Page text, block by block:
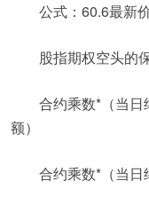
公式：60.6最新
股指期权空头的
合约乘数*（当
额）
合约乘数*（当日